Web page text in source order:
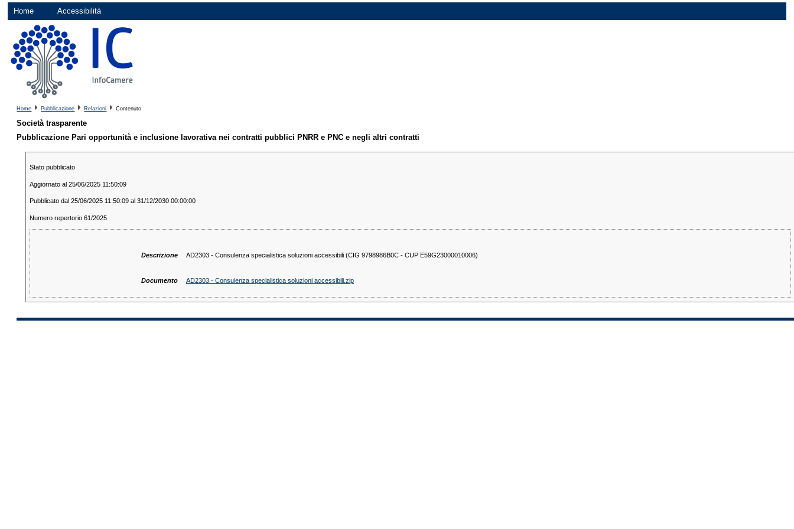
Home Accessibilità
Home Pubblicazione Relazioni Contenuto
Società trasparente
Pubblicazione Pari opportunità e inclusione lavorativa nei contratti pubblici PNRR e PNC e negli altri contratti
Stato pubblicato
Aggiornato al 25/06/2025 11:50:09
Pubblicato dal 25/06/2025 11:50:09 al 31/12/2030 00:00:00
Numero repertorio 61/2025
Descrizione AD2303 - Consulenza specialistica soluzioni accessibili (CIG 9798986B0C - CUP E59G23000010006)
Documento AD2303 - Consulenza specialistica soluzioni accessibili.zip